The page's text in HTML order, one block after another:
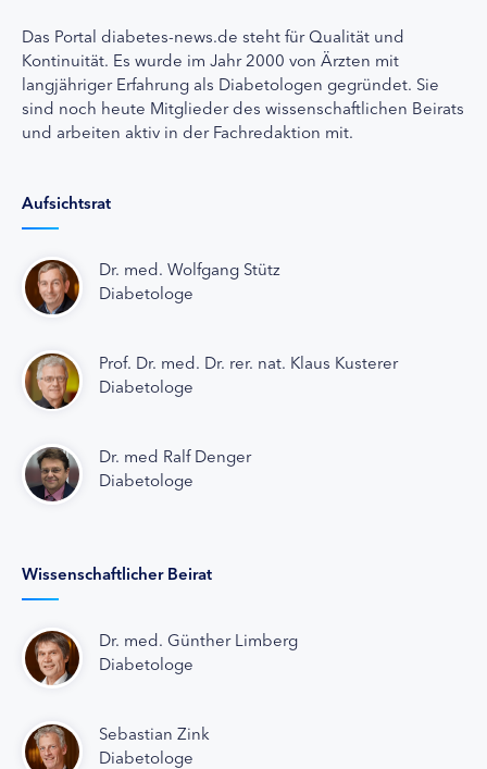
Das Portal diabetes-news.de steht für Qualität und
Kontinuität. Es wurde im Jahr 2000 von Ärzten mit
langjähriger Erfahrung als Diabetologen gegründet. Sie
sind noch heute Mitglieder des wissenschaftlichen Beirats
und arbeiten aktiv in der Fachredaktion mit.
Aufsichtsrat
Dr. med. Wolfgang Stütz
Diabetologe
Prof. Dr. med. Dr. rer. nat. Klaus Kusterer
Diabetologe
Dr. med Ralf Denger
Diabetologe
Wissenschaftlicher Beirat
Dr. med. Günther Limberg
Diabetologe
Sebastian Zink
Diabetologe